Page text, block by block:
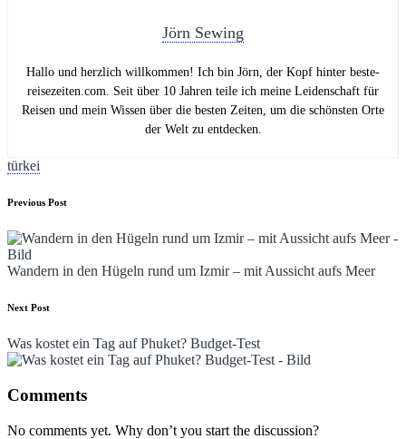
Jörn Sewing
Hallo und herzlich willkommen! Ich bin Jörn, der Kopf hinter beste-
reisezeiten.com. Seit über 10 Jahren teile ich meine Leidenschaft für
Reisen und mein Wissen über die besten Zeiten, um die schönsten Orte
der Welt zu entdecken.
Tags:
türkei
Post
navigation
Previous Post
Wandern in den Hügeln rund um Izmir – mit Aussicht aufs Meer
Next Post
Was kostet ein Tag auf Phuket? Budget-Test
Comments
No comments yet. Why don’t you start the discussion?